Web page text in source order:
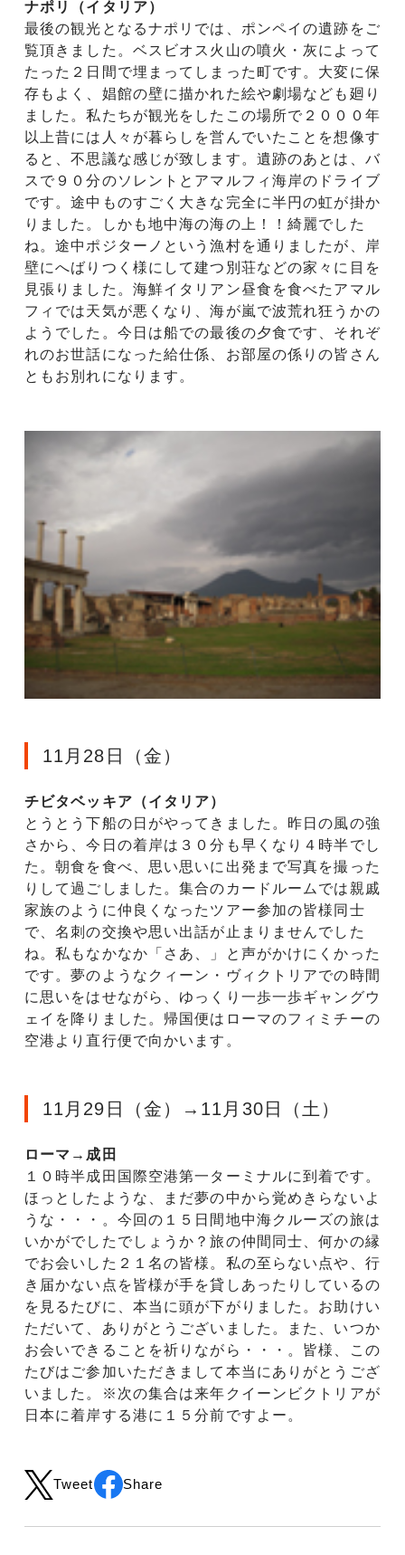
ナポリ（イタリア）
最後の観光となるナポリでは、ポンペイの遺跡をご
覧頂きました。ベスビオス火山の噴火・灰によって
たった２日間で埋まってしまった町です。大変に保
存もよく、娼館の壁に描かれた絵や劇場なども廻り
ました。私たちが観光をしたこの場所で２０００年
以上昔には人々が暮らしを営んでいたことを想像す
ると、不思議な感じが致します。遺跡のあとは、バ
スで９０分のソレントとアマルフィ海岸のドライブ
です。途中ものすごく大きな完全に半円の虹が掛か
りました。しかも地中海の海の上！！綺麗でした
ね。途中ポジターノという漁村を通りましたが、岸
壁にへばりつく様にして建つ別荘などの家々に目を
見張りました。海鮮イタリアン昼食を食べたアマル
フィでは天気が悪くなり、海が嵐で波荒れ狂うかの
ようでした。今日は船での最後の夕食です、それぞ
れのお世話になった給仕係、お部屋の係りの皆さん
ともお別れになります。
11月28日（金）
チビタベッキア（イタリア）
とうとう下船の日がやってきました。昨日の風の強
さから、今日の着岸は３０分も早くなり４時半でし
た。朝食を食べ、思い思いに出発まで写真を撮った
りして過ごしました。集合のカードルームでは親戚
家族のように仲良くなったツアー参加の皆様同士
で、名刺の交換や思い出話が止まりませんでした
ね。私もなかなか「さあ、」と声がかけにくかった
です。夢のようなクィーン・ヴィクトリアでの時間
に思いをはせながら、ゆっくり一歩一歩ギャングウ
ェイを降りました。帰国便はローマのフィミチーの
空港より直行便で向かいます。
11月29日（金）→11月30日（土）
ローマ→成田
１０時半成田国際空港第一ターミナルに到着です。
ほっとしたような、まだ夢の中から覚めきらないよ
うな・・・。今回の１５日間地中海クルーズの旅は
いかがでしたでしょうか？旅の仲間同士、何かの縁
でお会いした２１名の皆様。私の至らない点や、行
き届かない点を皆様が手を貸しあったりしているの
を見るたびに、本当に頭が下がりました。お助けい
ただいて、ありがとうございました。また、いつか
お会いできることを祈りながら・・・。皆様、この
たびはご参加いただきまして本当にありがとうござ
いました。※次の集合は来年クイーンビクトリアが
日本に着岸する港に１５分前ですよー。
Tweet Share